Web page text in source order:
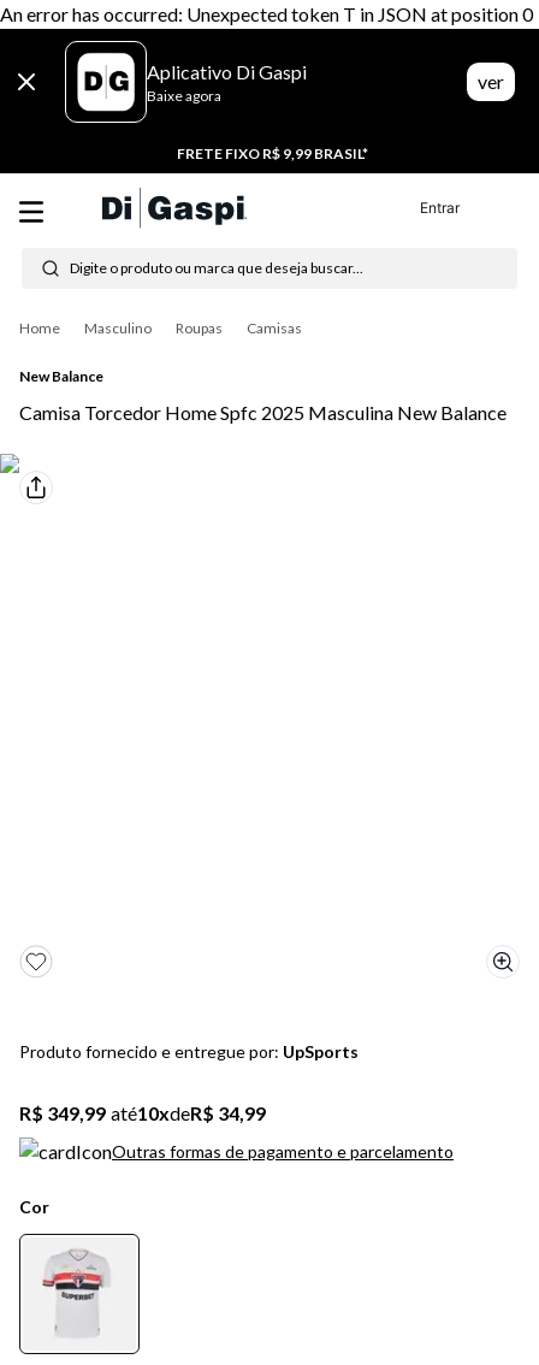
An error has occurred: Unexpected token T in JSON at position 0
Aplicativo Di Gaspi
Baixe agora
ver
20% CASHBACK
Entrar
Digite o produto ou marca que deseja buscar...
Masculino Roupas Camisas
New Balance
Camisa Torcedor Home Spfc 2025 Masculina New Balance
Produto fornecido e entregue por: UpSports
R$ 349,99 até10xdeR$ 34,99
Outras formas de pagamento e parcelamento
Cor
Termos mais buscados
1º tenis
4º tênis masculino